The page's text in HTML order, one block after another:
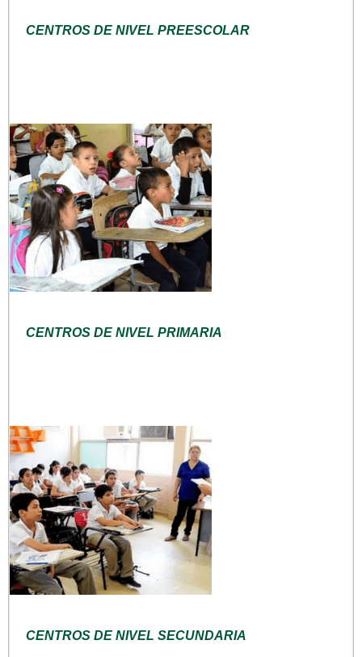
CENTROS DE NIVEL PREESCOLAR
CENTROS DE NIVEL PRIMARIA
CENTROS DE NIVEL SECUNDARIA